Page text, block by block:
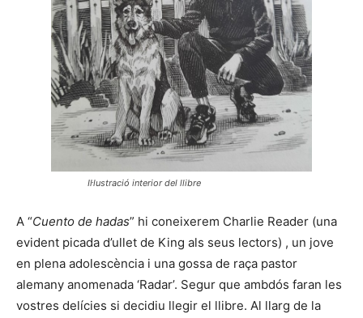
Il·lustració interior del llibre
A “Cuento de hadas” hi coneixerem Charlie Reader (una
evident picada d’ullet de King als seus lectors) , un jove
en plena adolescència i una gossa de raça pastor
alemany anomenada ‘Radar’. Segur que ambdós faran les
vostres delícies si decidiu llegir el llibre. Al llarg de la